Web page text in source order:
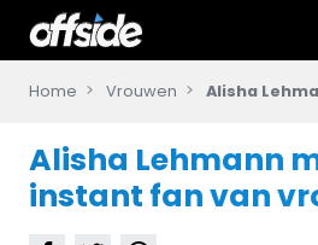
Home Vrouwen Alisha
Alisha Lehmann
instant fan van